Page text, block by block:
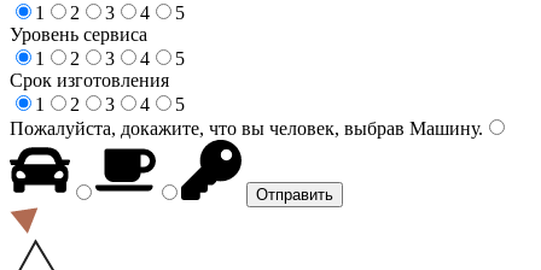
1
2 3 4
5
Уровень сервиса
1
2 3 4
5
Срок изготовления
1
2 3 4
5
Пожалуйста, докажите, что вы человек, выбрав Машину.